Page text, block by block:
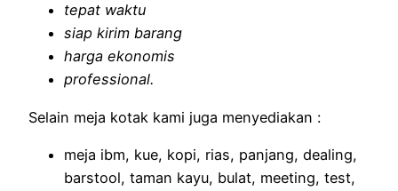
tepat waktu
siap kirim barang
harga ekonomis
professional.
Selain meja kotak kami juga menyediakan :
meja ibm, kue, kopi, rias, panjang, dealing,
barstool, taman kayu, bulat, meeting, test,